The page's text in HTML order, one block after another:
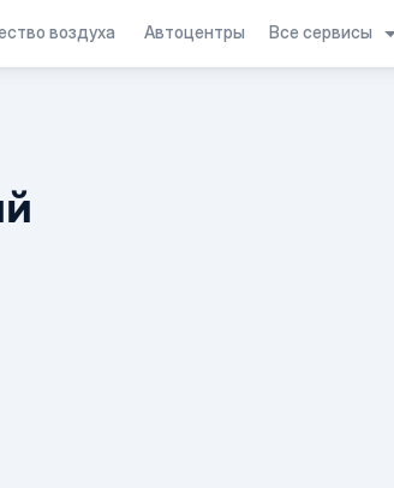
воздуха Автоцентры Все сервисы